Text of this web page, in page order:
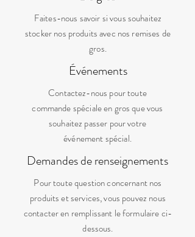
Faites-nous savoir si vous souhaitez
stocker nos produits avec nos remises de
gros.
Événements
Contactez-nous pour toute
commande spéciale en gros que vous
souhaitez passer pour votre
événement spécial.
Demandes de renseignements
Pour toute question concernant nos
produits et services, vous pouvez nous
contacter en remplissant le formulaire ci-
dessous.